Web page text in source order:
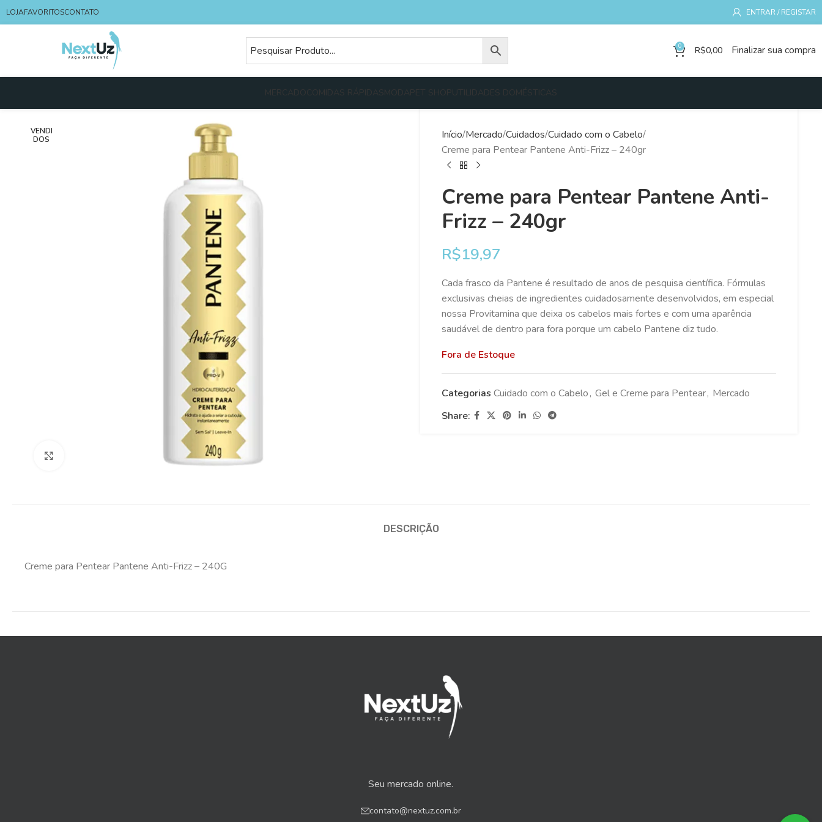
LOJAFAVORITOSCONTATO ENTRAR / REGISTAR
0 R$0,00 Finalizar sua compra
MERCADO COMIDAS RÁPIDAS MODAPET SHOP UTILIDADES DOMÉSTICAS
VENDI
DOS
Início Mercado Cuidados Cuidado com o Cabelo
Creme para Pentear Pantene Anti-Frizz – 240gr
Creme para Pentear Pantene Anti-
Frizz – 240gr
R$19,97
Cada frasco da Pantene é resultado de anos de pesquisa científica. Fórmulas
exclusivas cheias de ingredientes cuidadosamente desenvolvidos, em especial
nossa Provitamina que deixa os cabelos mais fortes e com uma aparência
saudável de dentro para fora porque um cabelo Pantene diz tudo.
Fora de Estoque
Categorias Cuidado com o Cabelo, Gel e Creme para Pentear, Mercado
Share:
DESCRIÇÃO
Creme para Pentear Pantene Anti-Frizz – 240G
Seu mercado online.
contato@nextuz.com.br